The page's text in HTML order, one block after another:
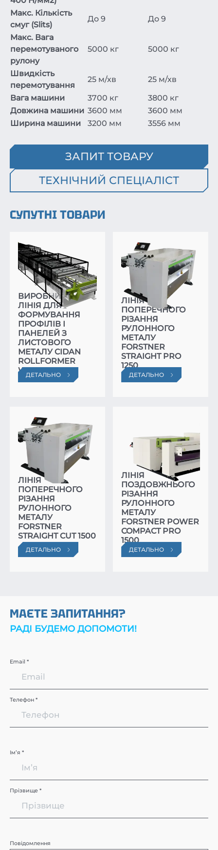
Макс. Кількість
смуг (Slits)
До 9
До 9
Макс. Вага
перемотуваного
рулону
5000 кг 5000 кг
Швидкість
перемотування
25 м/хв
25 м/хв
Вага машини
3700 кг
3800 кг
Довжина машини 3600 мм
3600 мм
Ширина машини
3200 мм 3556 мм
ЗАПИТ ТОВАРУ
ТЕХНІЧНИЙ СПЕЦІАЛІСТ
СУПУТНІ ТОВАРИ
ВИРОБНИЧА
ЛІНІЯ ДЛЯ
ФОРМУВАННЯ
ПРОФІЛІВ І
ПАНЕЛЕЙ З
ЛИСТОВОГО
МЕТАЛУ CIDAN
ROLLFORMER
WIDE
ДЕТАЛЬНО
ЛІНІЯ
ПОПЕРЕЧНОГО
РІЗАННЯ
РУЛОННОГО
МЕТАЛУ
FORSTNER
STRAIGHT PRO
1250
ДЕТАЛЬНО
ЛІНІЯ
ПОПЕРЕЧНОГО
РІЗАННЯ
РУЛОННОГО
МЕТАЛУ
FORSTNER
STRAIGHT CUT 1500
ДЕТАЛЬНО
ЛІНІЯ
ПОЗДОВЖНЬОГО
РІЗАННЯ
РУЛОННОГО
МЕТАЛУ
FORSTNER POWER
COMPACT PRO
1500
ДЕТАЛЬНО
МАЄТЕ ЗАПИТАННЯ?
РАДІ БУДЕМО ДОПОМОТИ!
Email *
Телефон *
Імʼя *
Прізвище *
Повідомлення